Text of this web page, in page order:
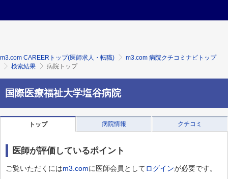
m3.com CAREERトップ(医師求人・転職)
m3.com 病院クチコミナビトップ
検索結果
病院トップ
国際医療福祉大学塩谷病院
トップ 病院情報 クチコミ
医師が評価しているポイント
ご覧いただくにはm3.comに医師会員としてログインが必要です。